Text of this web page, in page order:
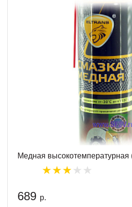
Медная высокотемпературная
689 р.